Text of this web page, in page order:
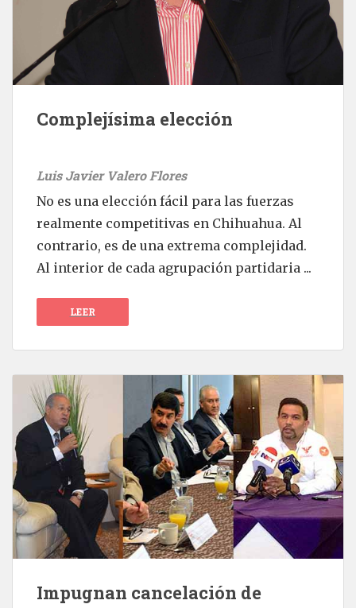
Complejísima elección
Luis Javier Valero Flores
No es una elección fácil para las fuerzas
realmente competitivas en Chihuahua. Al
contrario, es de una extrema complejidad.
Al interior de cada agrupación partidaria ...
LEER
Impugnan cancelación de